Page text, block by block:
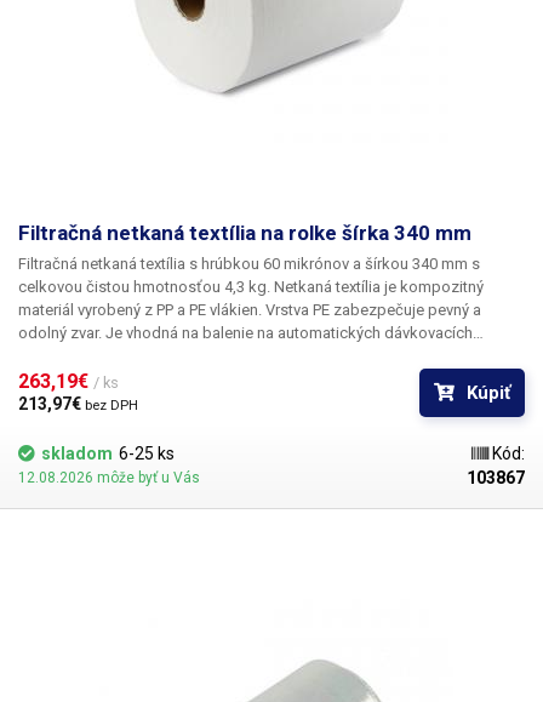
Filtračná netkaná textília na rolke šírka 340 mm
Filtračná netkaná textília s hrúbkou 60 mikrónov a šírkou 340 mm s
celkovou čistou hmotnosťou 4,3 kg. Netkaná textília je kompozitný
materiál vyrobený z PP a PE vlákien. Vrstva PE zabezpečuje pevný a
odolný zvar. Je vhodná na balenie na automatických dávkovacích
štandardne určená pre vertikálne baličky s dávkovačom 10-800 g, ale
môže sa použiť aj na iných strojoch, ak sa použije zásobník so šírkou
štipcového alebo priebežného baliaceho stroja. Netkaná textília je
priepustná a odolná voči vode a teplotám od -40 °C do 120 °C
a je
263,19€ / ks
213,97€ bez DPH
Kúpiť
skladom 6-25 ks
12.08.2026 môže byť u Vás
Kód:
103867